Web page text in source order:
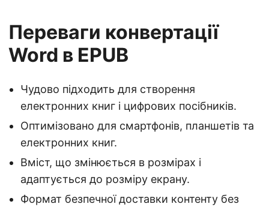
Переваги конвертації
Word в EPUB
Чудово підходить для створення
електронних книг і цифрових посібників.
Оптимізовано для смартфонів, планшетів та
електронних книг.
Вміст, що змінюється в розмірах і
адаптується до розміру екрану.
Формат безпечної доставки контенту без